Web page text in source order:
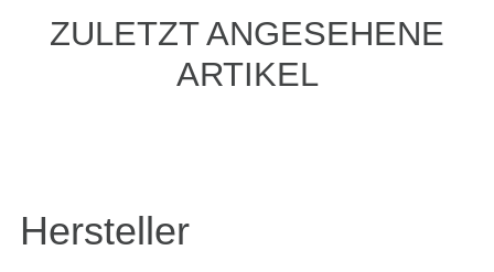
ZULETZT ANGESEHENE
ARTIKEL
Hersteller